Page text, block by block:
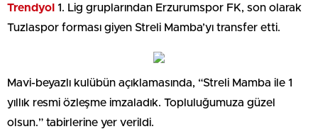
Trendyol 1. Lig gruplarından Erzurumspor FK, son olarak
Tuzlaspor forması giyen Streli Mamba’yı transfer etti.
Mavi-beyazlı kulübün açıklamasında, “Streli Mamba ile 1
yıllık resmi özleşme imzaladık. Topluluğumuza güzel
olsun.” tabirlerine yer verildi.